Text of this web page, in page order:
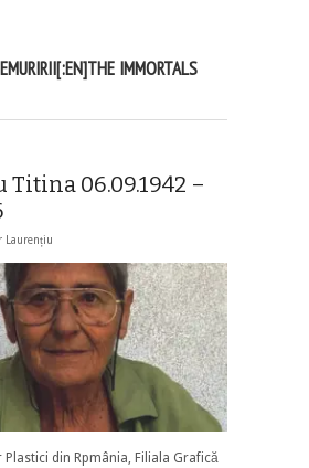
IMMORTALS
Titina 06.09.1942 –
Laurențiu
din Rpmânia, Filiala Grafică